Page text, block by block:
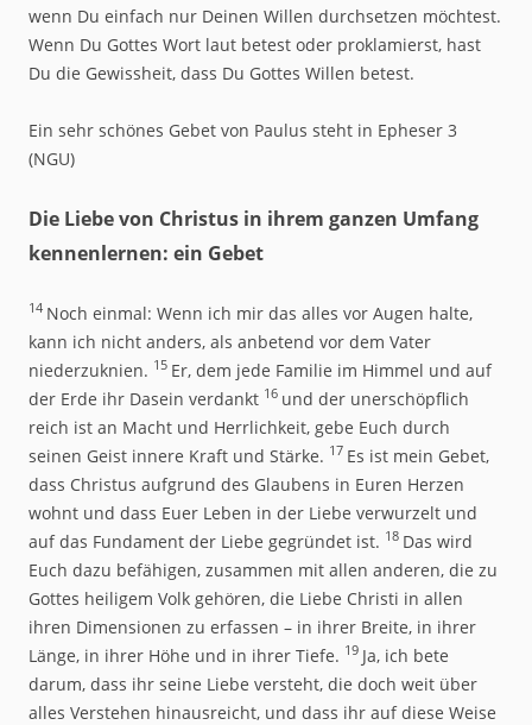
wenn Du einfach nur Deinen Willen durchsetzen möchtest.
Wenn Du Gottes Wort laut betest oder proklamierst, hast
Du die Gewissheit, dass Du Gottes Willen betest.
Ein sehr schönes Gebet von Paulus steht in Epheser 3
(NGU)
Die Liebe von Christus in ihrem ganzen Umfang
kennenlernen: ein Gebet
14 Noch einmal: Wenn ich mir das alles vor Augen halte,
kann ich nicht anders, als anbetend vor dem Vater
niederzuknien. 15 Er, dem jede Familie im Himmel und auf
der Erde ihr Dasein verdankt 16 und der unerschöpflich
reich ist an Macht und Herrlichkeit, gebe Euch durch
seinen Geist innere Kraft und Stärke. 17 Es ist mein Gebet,
dass Christus aufgrund des Glaubens in Euren Herzen
wohnt und dass Euer Leben in der Liebe verwurzelt und
auf das Fundament der Liebe gegründet ist. 18 Das wird
Euch dazu befähigen, zusammen mit allen anderen, die zu
Gottes heiligem Volk gehören, die Liebe Christi in allen
ihren Dimensionen zu erfassen – in ihrer Breite, in ihrer
Länge, in ihrer Höhe und in ihrer Tiefe. 19 Ja, ich bete
darum, dass ihr seine Liebe versteht, die doch weit über
alles Verstehen hinausreicht, und dass ihr auf diese Weise